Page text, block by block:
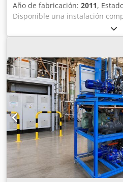
Año de fabricación: 2011,
Disponible una instalación
amoníaco GEA con
de placas accionado por
capacidad frigorífica: 247 kW,
1450 rpm, temperatura de
del condensador: 300 kW,
21°C, temperatura máxima de
refrigerante: NH3, presión
bar/16 bar. Portador de frío:
temperatura de entrada/salida
6°C/2°C, caudal del portador
presión del portador de frío: 53
refrigerante: 50 kg, volumen de
Grasso 410. Dimensiones de la
mm/2000 mm/2800 mm, peso:
Documentación disponible.